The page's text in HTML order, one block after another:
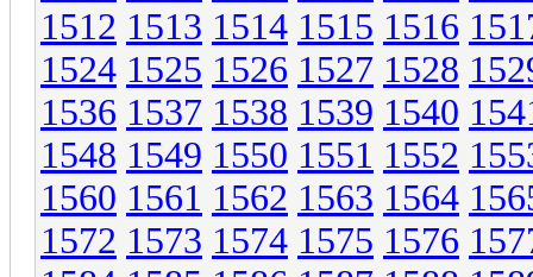
1512 1513 1514 1515 1516
1524 1525 1526 1527 1528
1536 1537 1538 1539 1540
1548 1549 1550 1551 1552
1560 1561 1562 1563 1564
1572 1573 1574 1575 1576